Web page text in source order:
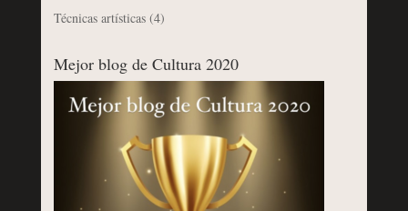
Técnicas artísticas(4)
Mejor blog de Cultura 2020